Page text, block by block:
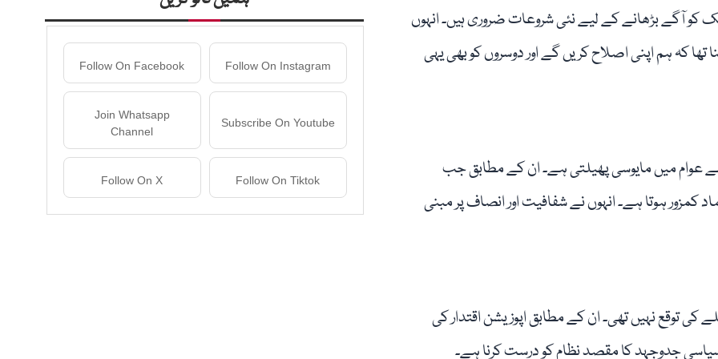
کو آگے بڑھانے کے لیے نئی شروعات ضروری ہیں۔ انہوں
تھا کہ ہم اپنی اصلاح کریں گے اور دوسروں کو بھی یہی
سے عوام میں مایوسی پھیلتی ہے۔ ان کے مطابق جب
ہوتا ہے۔ انہوں نے شفافیت اور انصاف پر مبنی
کی توقع نہیں تھی۔ ان کے مطابق اپوزیشن اقتدار کی
جدوجہد کا مقصد نظام کو درست کرنا ہے۔
Follow On Instagram
Follow On Facebook
Subscribe On Youtube
Join Whatsapp
Channel
Follow On Tiktok
Follow On X